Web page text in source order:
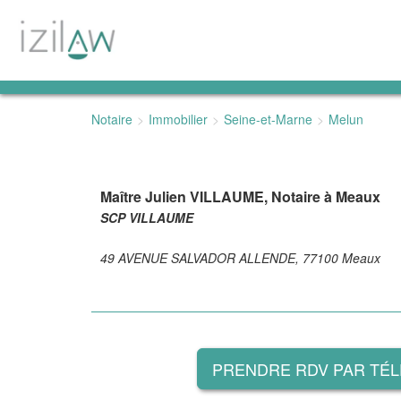
Notaire Immobilier Seine-et-Marne Melun
Maître Julien VILLAUME, Notaire à Meaux
SCP VILLAUME
49 AVENUE SALVADOR ALLENDE, 77100 Meaux
PRENDRE RDV PAR